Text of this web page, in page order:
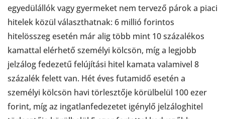
egyedülállók vagy gyermeket nem tervező párok a piaci
hitelek közül választhatnak: 6 millió forintos
hitelösszeg esetén már alig több mint 10 százalékos
kamattal elérhető személyi kölcsön, míg a legjobb
jelzálog fedezetű felújítási hitel kamata valamivel 8
százalék felett van. Hét éves futamidő esetén a
személyi kölcsön havi törlesztője körülbelül 100 ezer
forint, míg az ingatlanfedezetet igénylő jelzáloghitel